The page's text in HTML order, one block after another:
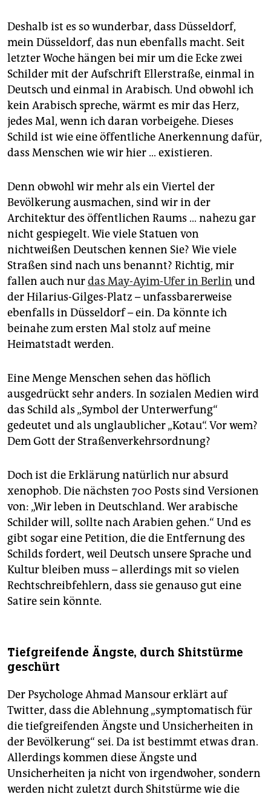
Deshalb ist es so wunderbar, dass Düsseldorf,
mein Düsseldorf, das nun ebenfalls macht. Seit
letzter Woche hängen bei mir um die Ecke zwei
Schilder mit der Aufschrift Ellerstraße, einmal in
Deutsch und einmal in Arabisch. Und obwohl ich
kein Arabisch spreche, wärmt es mir das Herz,
jedes Mal, wenn ich daran vorbeigehe. Dieses
Schild ist wie eine öffentliche Anerkennung dafür,
dass Menschen wie wir hier … existieren.
Denn obwohl wir mehr als ein Viertel der
Bevölkerung ausmachen, sind wir in der
Architektur des öffentlichen Raums … nahezu gar
nicht gespiegelt. Wie viele Statuen von
nichtweißen Deutschen kennen Sie? Wie viele
Straßen sind nach uns benannt? Richtig, mir
fallen auch nurdas May-Ayim-Ufer in Berlin und
der Hilarius-Gilges-Platz – unfassbarerweise
ebenfalls in Düsseldorf – ein. Da könnte ich
beinahe zum ersten Mal stolz auf meine
Heimatstadt werden.
Eine Menge Menschen sehen das höflich
ausgedrückt sehr anders. In sozialen Medien wird
das Schild als „Symbol der Unterwerfung“
gedeutet und als unglaublicher „Kotau“. Vor wem?
Dem Gott der Straßenverkehrsordnung?
Doch ist die Erklärung natürlich nur absurd
xenophob. Die nächsten 700 Posts sind Versionen
von: „Wir leben in Deutschland. Wer arabische
Schilder will, sollte nach Arabien gehen.“ Und es
gibt sogar eine Petition, die die Entfernung des
Schilds fordert, weil Deutsch unsere Sprache und
Kultur bleiben muss – allerdings mit so vielen
Rechtschreibfehlern, dass sie genauso gut eine
Satire sein könnte.
Tiefgreifende Ängste, durch Shitstürme
geschürt
Der Psychologe Ahmad Mansour erklärt auf
Twitter, dass die Ablehnung „symptomatisch für
die tiefgreifenden Ängste und Unsicherheiten in
der Bevölkerung“ sei. Da ist bestimmt etwas dran.
Allerdings kommen diese Ängste und
Unsicherheiten ja nicht von irgendwoher, sondern
werden nicht zuletzt durch Shitstürme wie die